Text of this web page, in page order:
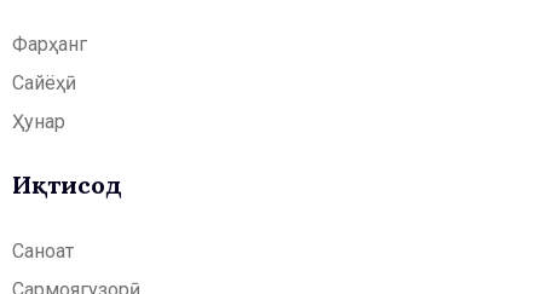
Фарҳанг
Сайёҳӣ
Ҳунар
Иқтисод
Саноат